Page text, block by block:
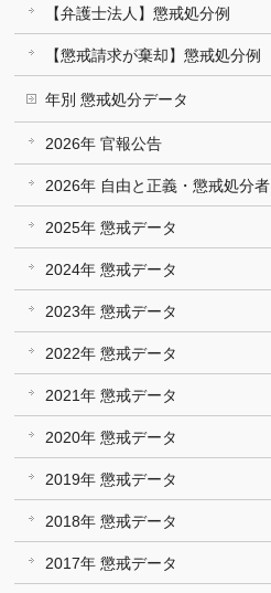
【弁護士法人】懲戒処分例
【懲戒請求が棄却】懲戒処分例
年別 懲戒処分データ
2026年 官報公告
2026年 自由と正義・懲戒処分者
2025年 懲戒データ
2024年 懲戒データ
2023年 懲戒データ
2022年 懲戒データ
2021年 懲戒データ
2020年 懲戒データ
2019年 懲戒データ
2018年 懲戒データ
2017年 懲戒データ